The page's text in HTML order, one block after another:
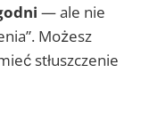
— ale nie
Możesz
stłuszczenie